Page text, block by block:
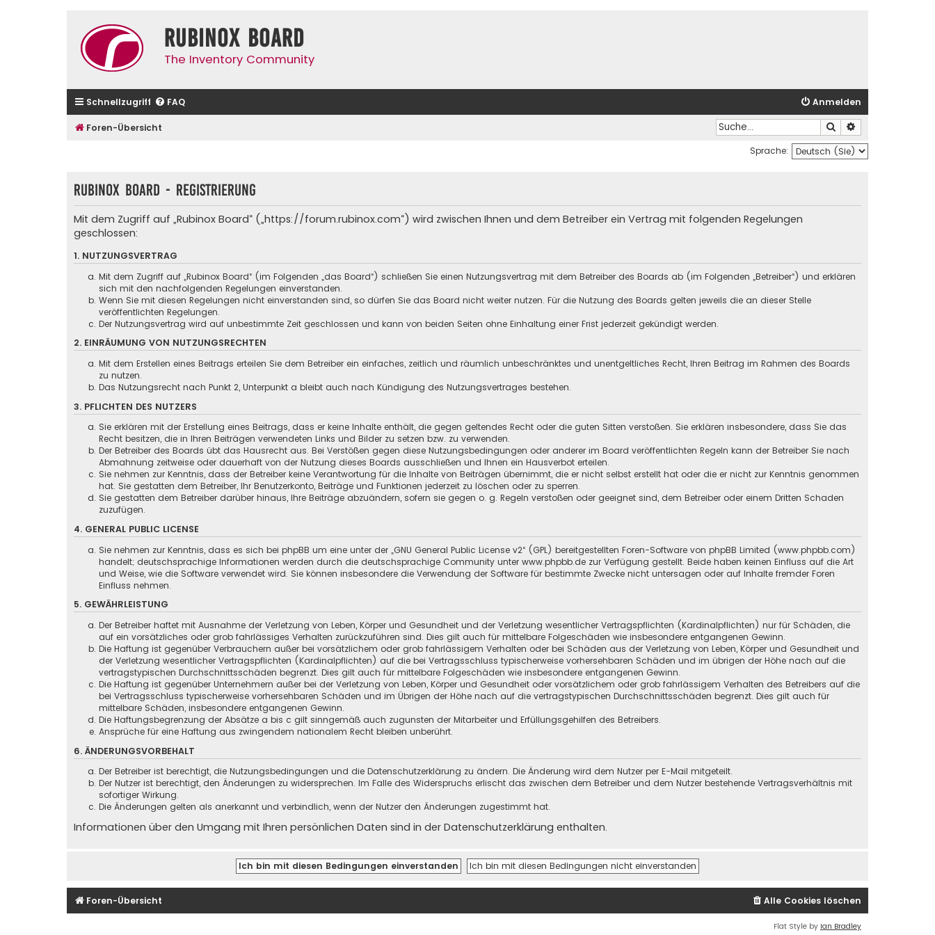
Rubinox Board
The Inventory Community
Schnellzugriff FAQ Anmelden
Foren-Übersicht Suche
Sprache:
Rubinox Board - Registrierung
Mit dem Zugriff auf „Rubinox Board“ („https://forum.rubinox.com“) wird zwischen Ihnen und dem Betreiber ein Vertrag mit folgenden Regelungen
geschlossen:
1. NUTZUNGSVERTRAG
Mit dem Zugriff auf „Rubinox Board“ (im Folgenden „das Board“) schließen Sie einen Nutzungsvertrag mit dem Betreiber des Boards ab (im Folgenden „Betreiber“) und erklären
sich mit den nachfolgenden Regelungen einverstanden.
Wenn Sie mit diesen Regelungen nicht einverstanden sind, so dürfen Sie das Board nicht weiter nutzen. Für die Nutzung des Boards gelten jeweils die an dieser Stelle
veröffentlichten Regelungen.
Der Nutzungsvertrag wird auf unbestimmte Zeit geschlossen und kann von beiden Seiten ohne Einhaltung einer Frist jederzeit gekündigt werden.
2. EINRÄUMUNG VON NUTZUNGSRECHTEN
Mit dem Erstellen eines Beitrags erteilen Sie dem Betreiber ein einfaches, zeitlich und räumlich unbeschränktes und unentgeltliches Recht, Ihren Beitrag im Rahmen des Boards
zu nutzen.
Das Nutzungsrecht nach Punkt 2, Unterpunkt a bleibt auch nach Kündigung des Nutzungsvertrages bestehen.
3. PFLICHTEN DES NUTZERS
Sie erklären mit der Erstellung eines Beitrags, dass er keine Inhalte enthält, die gegen geltendes Recht oder die guten Sitten verstoßen. Sie erklären insbesondere, dass Sie das
Recht besitzen, die in Ihren Beiträgen verwendeten Links und Bilder zu setzen bzw. zu verwenden.
Der Betreiber des Boards übt das Hausrecht aus. Bei Verstößen gegen diese Nutzungsbedingungen oder anderer im Board veröffentlichten Regeln kann der Betreiber Sie nach
Abmahnung zeitweise oder dauerhaft von der Nutzung dieses Boards ausschließen und Ihnen ein Hausverbot erteilen.
Sie nehmen zur Kenntnis, dass der Betreiber keine Verantwortung für die Inhalte von Beiträgen übernimmt, die er nicht selbst erstellt hat oder die er nicht zur Kenntnis genommen
hat. Sie gestatten dem Betreiber, Ihr Benutzerkonto, Beiträge und Funktionen jederzeit zu löschen oder zu sperren.
Sie gestatten dem Betreiber darüber hinaus, Ihre Beiträge abzuändern, sofern sie gegen o. g. Regeln verstoßen oder geeignet sind, dem Betreiber oder einem Dritten Schaden
zuzufügen.
4. GENERAL PUBLIC LICENSE
Sie nehmen zur Kenntnis, dass es sich bei phpBB um eine unter der „GNU General Public License v2“ (GPL) bereitgestellten Foren-Software von phpBB Limited (www.phpbb.com)
handelt; deutschsprachige Informationen werden durch die deutschsprachige Community unter www.phpbb.de zur Verfügung gestellt. Beide haben keinen Einfluss auf die Art
und Weise, wie die Software verwendet wird. Sie können insbesondere die Verwendung der Software für bestimmte Zwecke nicht untersagen oder auf Inhalte fremder Foren
Einfluss nehmen.
5. GEWÄHRLEISTUNG
Der Betreiber haftet mit Ausnahme der Verletzung von Leben, Körper und Gesundheit und der Verletzung wesentlicher Vertragspflichten (Kardinalpflichten) nur für Schäden, die
auf ein vorsätzliches oder grob fahrlässiges Verhalten zurückzuführen sind. Dies gilt auch für mittelbare Folgeschäden wie insbesondere entgangenen Gewinn.
Die Haftung ist gegenüber Verbrauchern außer bei vorsätzlichem oder grob fahrlässigem Verhalten oder bei Schäden aus der Verletzung von Leben, Körper und Gesundheit und
der Verletzung wesentlicher Vertragspflichten (Kardinalpflichten) auf die bei Vertragsschluss typischerweise vorhersehbaren Schäden und im übrigen der Höhe nach auf die
vertragstypischen Durchschnittsschäden begrenzt. Dies gilt auch für mittelbare Folgeschäden wie insbesondere entgangenen Gewinn.
Die Haftung ist gegenüber Unternehmern außer bei der Verletzung von Leben, Körper und Gesundheit oder vorsätzlichem oder grob fahrlässigem Verhalten des Betreibers auf die
bei Vertragsschluss typischerweise vorhersehbaren Schäden und im Übrigen der Höhe nach auf die vertragstypischen Durchschnittsschäden begrenzt. Dies gilt auch für
mittelbare Schäden, insbesondere entgangenen Gewinn.
Die Haftungsbegrenzung der Absätze a bis c gilt sinngemäß auch zugunsten der Mitarbeiter und Erfüllungsgehilfen des Betreibers.
Ansprüche für eine Haftung aus zwingendem nationalem Recht bleiben unberührt.
6. ÄNDERUNGSVORBEHALT
Der Betreiber ist berechtigt, die Nutzungsbedingungen und die Datenschutzerklärung zu ändern. Die Änderung wird dem Nutzer per E-Mail mitgeteilt.
Der Nutzer ist berechtigt, den Änderungen zu widersprechen. Im Falle des Widerspruchs erlischt das zwischen dem Betreiber und dem Nutzer bestehende Vertragsverhältnis mit
sofortiger Wirkung.
Die Änderungen gelten als anerkannt und verbindlich, wenn der Nutzer den Änderungen zugestimmt hat.
Informationen über den Umgang mit Ihren persönlichen Daten sind in der Datenschutzerklärung enthalten.
Foren-Übersicht Alle Cookies löschen
Flat Style by Ian Bradley